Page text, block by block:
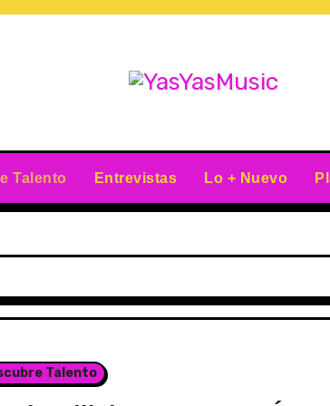
Talento Entrevistas Lo + Nuevo
Talento